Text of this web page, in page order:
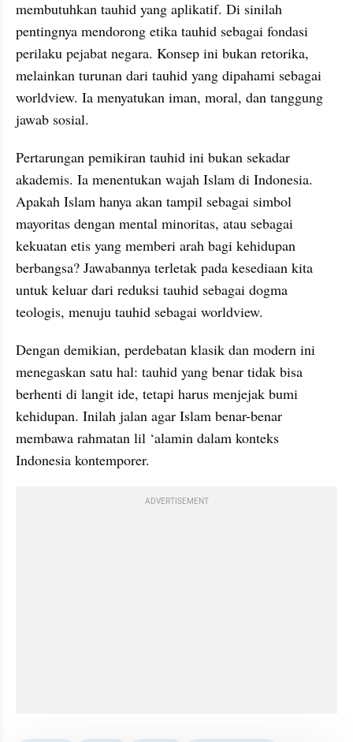
membutuhkan tauhid yang aplikatif. Di sinilah
pentingnya mendorong etika tauhid sebagai fondasi
perilaku pejabat negara. Konsep ini bukan retorika,
melainkan turunan dari tauhid yang dipahami sebagai
worldview. Ia menyatukan iman, moral, dan tanggung
jawab sosial.
Pertarungan pemikiran tauhid ini bukan sekadar
akademis. Ia menentukan wajah Islam di Indonesia.
Apakah Islam hanya akan tampil sebagai simbol
mayoritas dengan mental minoritas, atau sebagai
kekuatan etis yang memberi arah bagi kehidupan
berbangsa? Jawabannya terletak pada kesediaan kita
untuk keluar dari reduksi tauhid sebagai dogma
teologis, menuju tauhid sebagai worldview.
Dengan demikian, perdebatan klasik dan modern ini
menegaskan satu hal: tauhid yang benar tidak bisa
berhenti di langit ide, tetapi harus menjejak bumi
kehidupan. Inilah jalan agar Islam benar-benar
membawa rahmatan lil ‘alamin dalam konteks
Indonesia kontemporer.
ADVERTISEMENT